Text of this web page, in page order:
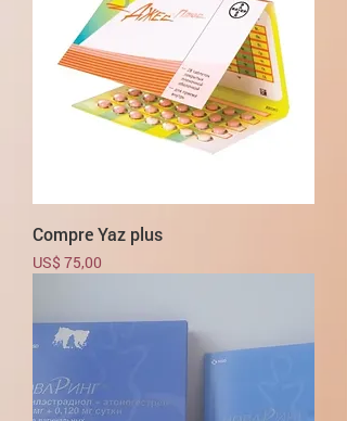
Compre Yaz plus
Preço
US$ 75,00